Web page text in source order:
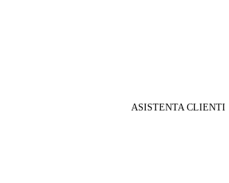
ASISTENTA CLIENTI